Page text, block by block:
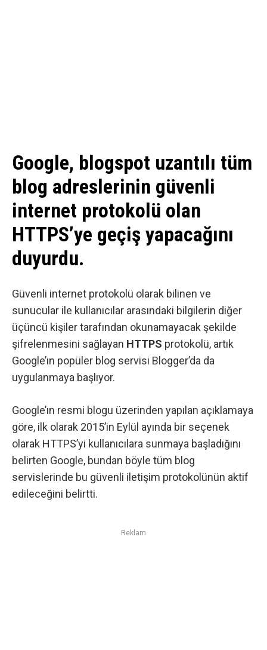
Google, blogspot uzantılı tüm
blog adreslerinin güvenli
internet protokolü olan
HTTPS’ye geçiş yapacağını
duyurdu.
Güvenli internet protokolü olarak bilinen ve
sunucular ile kullanıcılar arasındaki bilgilerin diğer
üçüncü kişiler tarafından okunamayacak şekilde
şifrelenmesini sağlayan HTTPS protokolü, artık
Google’ın popüler blog servisi Blogger’da da
uygulanmaya başlıyor.
Google’ın resmi blogu üzerinden yapılan açıklamaya
göre, ilk olarak 2015’in Eylül ayında bir seçenek
olarak HTTPS’yi kullanıcılara sunmaya başladığını
belirten Google, bundan böyle tüm blog
servislerinde bu güvenli iletişim protokolünün aktif
edileceğini belirtti.
Reklam